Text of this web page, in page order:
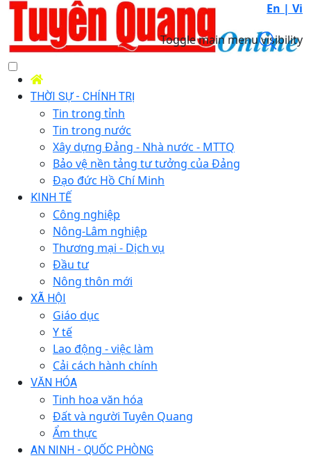
En | Vi
Toggle main menu visibility
THỜI SỰ - CHÍNH TRỊ
Tin trong tỉnh
Tin trong nước
Xây dựng Đảng - Nhà nước - MTTQ
Bảo vệ nền tảng tư tưởng của Đảng
Đạo đức Hồ Chí Minh
KINH TẾ
Công nghiệp
Nông-Lâm nghiệp
Thương mại - Dịch vụ
Đầu tư
Nông thôn mới
XÃ HỘI
Giáo dục
Y tế
Lao động - việc làm
Cải cách hành chính
VĂN HÓA
Tinh hoa văn hóa
Đất và người Tuyên Quang
Ẩm thực
AN NINH - QUỐC PHÒNG